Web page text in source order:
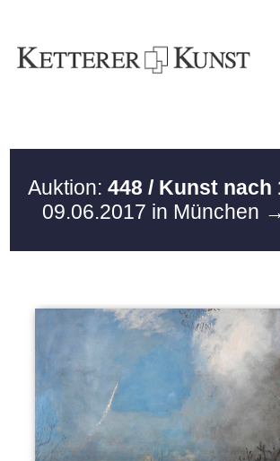
Auktion: 448 / Kunst nach
09.06.2017 in München